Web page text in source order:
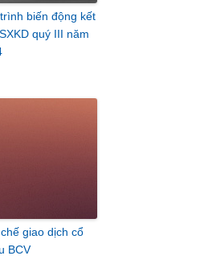
biến động kết
quý III năm
giao dịch cổ
BCV